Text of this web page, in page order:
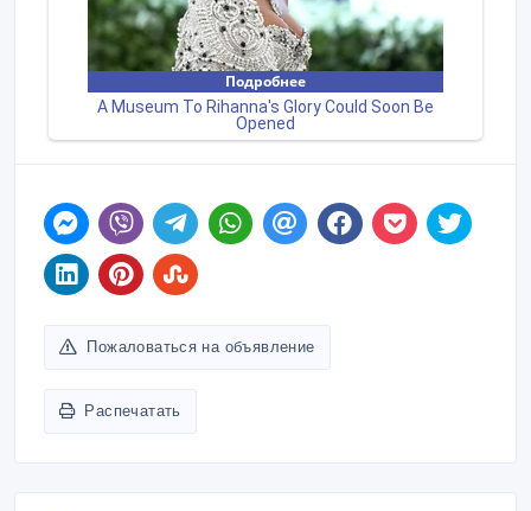
Пожаловаться на объявление
Распечатать